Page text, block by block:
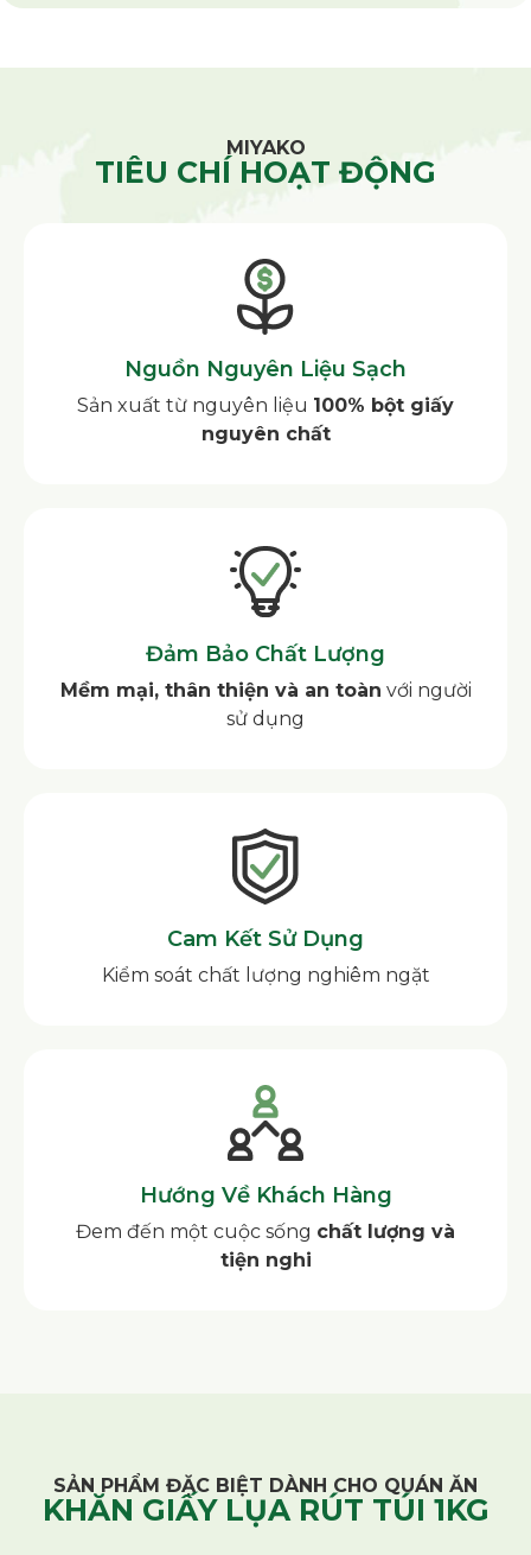
MIYAKO
TIÊU CHÍ HOẠT ĐỘNG
Nguồn Nguyên Liệu Sạch
Sản xuất từ nguyên liệu 100% bột giấy
nguyên chất
Đảm Bảo Chất Lượng
Mềm mại, thân thiện và an toàn với người
sử dụng
Cam Kết Sử Dụng
Kiểm soát chất lượng nghiêm ngặt
Hướng Về Khách Hàng
Đem đến một cuộc sống chất lượng và
tiện nghi
SẢN PHẨM ĐẶC BIỆT DÀNH CHO QUÁN ĂN
KHĂN GIẤY LỤA RÚT TÚI 1KG